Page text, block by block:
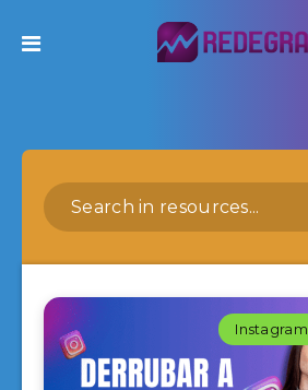
Instagram